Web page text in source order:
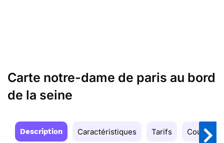
Carte notre-dame de paris au bord
de la seine
Description Caractéristiques Tarifs Couleurs